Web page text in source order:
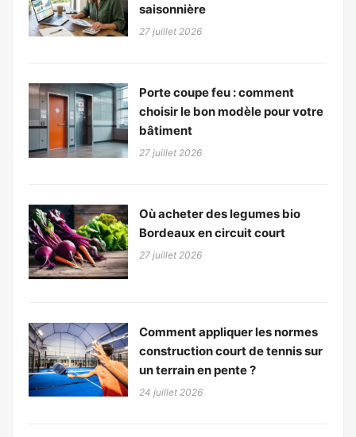
saisonnière
27 juillet 2026
Porte coupe feu : comment
choisir le bon modèle pour votre
bâtiment
27 juillet 2026
Où acheter des legumes bio
Bordeaux en circuit court
27 juillet 2026
Comment appliquer les normes
construction court de tennis sur
un terrain en pente ?
24 juillet 2026